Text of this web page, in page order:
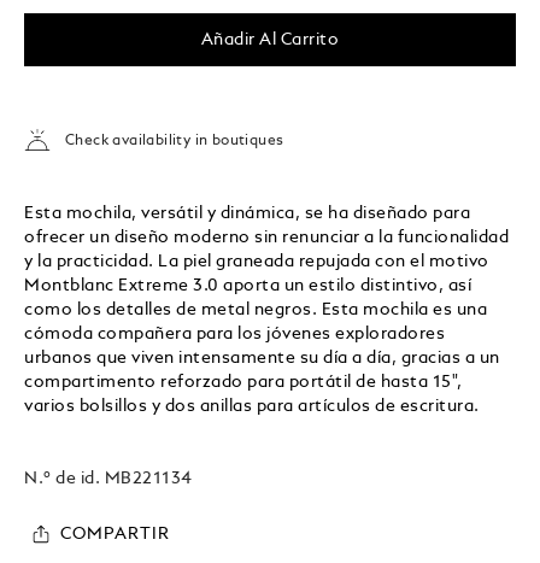
Añadir Al Carrito
Check availability in boutiques
Esta mochila, versátil y dinámica, se ha diseñado para
ofrecer un diseño moderno sin renunciar a la funcionalidad
y la practicidad. La piel graneada repujada con el motivo
Montblanc Extreme 3.0 aporta un estilo distintivo, así
como los detalles de metal negros. Esta mochila es una
cómoda compañera para los jóvenes exploradores
urbanos que viven intensamente su día a día, gracias a un
compartimento reforzado para portátil de hasta 15",
varios bolsillos y dos anillas para artículos de escritura.
N.º de id. MB221134
COMPARTIR